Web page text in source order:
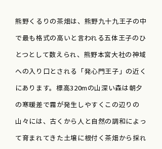
熊野くるりの茶畑は、熊野九十九王子の中
で最も格式の高いと言われる五体王子のひ
とつとして数えられ、熊野本宮大社の神域
への入り口とされる「発心門王子」の近く
にあります。標高320mの山深い森は朝夕
の寒暖差で霧が発生しやすくこの辺りの
山々には、古くから人と自然の調和によっ
て育まれてきた土壌に根付く茶畑から採れ